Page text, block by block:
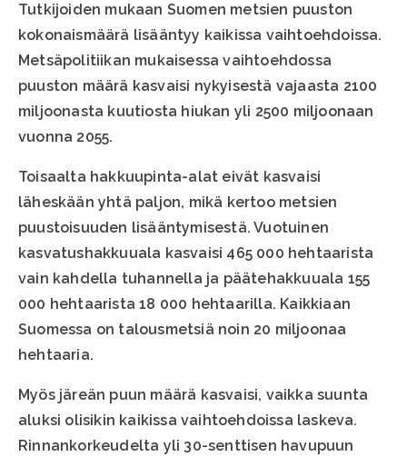
Tutkijoiden mukaan Suomen metsien puuston
kokonaismäärä lisääntyy kaikissa vaihtoehdoissa.
Metsäpolitiikan mukaisessa vaihtoehdossa
puuston määrä kasvaisi nykyisestä vajaasta 2100
miljoonasta kuutiosta hiukan yli 2500 miljoonaan
vuonna 2055.
Toisaalta hakkuupinta-alat eivät kasvaisi
läheskään yhtä paljon, mikä kertoo metsien
puustoisuuden lisääntymisestä. Vuotuinen
kasvatushakkuuala kasvaisi 465 000 hehtaarista
vain kahdella tuhannella ja päätehakkuuala 155
000 hehtaarista 18 000 hehtaarilla. Kaikkiaan
Suomessa on talousmetsiä noin 20 miljoonaa
hehtaaria.
Myös järeän puun määrä kasvaisi, vaikka suunta
aluksi olisikin kaikissa vaihtoehdoissa laskeva.
Rinnankorkeudelta yli 30-senttisen havupuun